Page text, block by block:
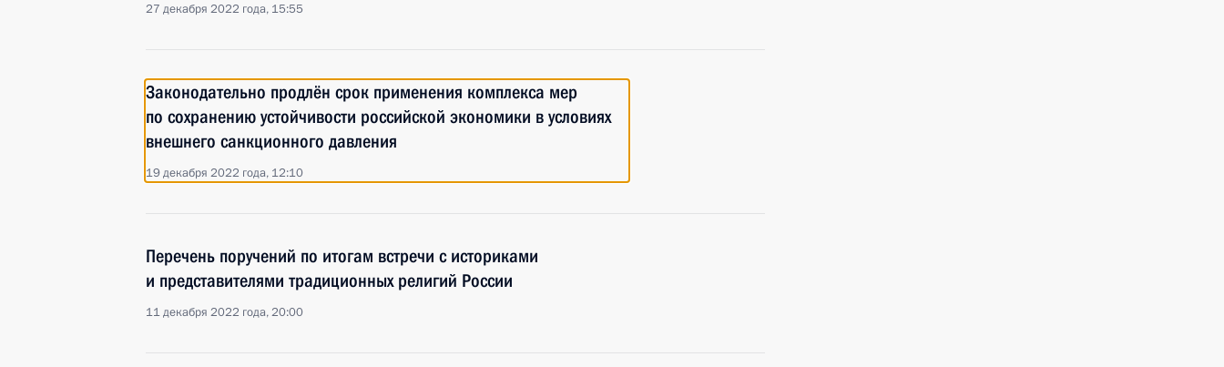
27 декабря 2022 года, 15:55
Законодательно продлён срок применения комплекса мер
по сохранению устойчивости российской экономики в условиях
внешнего санкционного давления
19 декабря 2022 года, 12:10
Перечень поручений по итогам встречи с историками
и представителями традиционных религий России
11 декабря 2022 года, 20:00